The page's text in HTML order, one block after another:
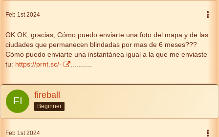
Feb 1st 2024
OK OK, gracias, Cómo puedo enviarte una foto del mapa y de las
ciudades que permanecen blindadas por mas de 6 meses???
Cómo puedo enviarte una instantánea igual a la que me enviaste
tu: https://prnt.sc/-
fireball
Beginner
Feb 1st 2024